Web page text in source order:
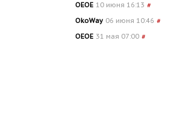
OEOE 10 июня 16:13 #
OkoWay 06 июня 10:46 #
OEOE 31 мая 07:00 #